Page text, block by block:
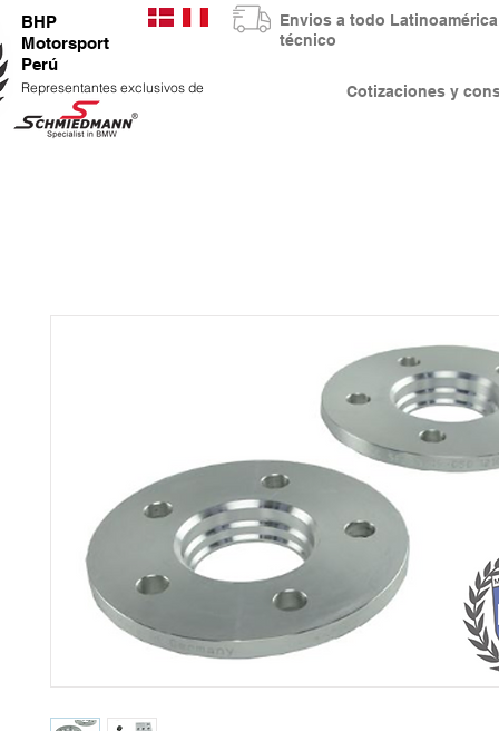
BHP
Motorsport
Perú
Representantes exclusivos de Cotizaciones y
Envios a todo
técnico